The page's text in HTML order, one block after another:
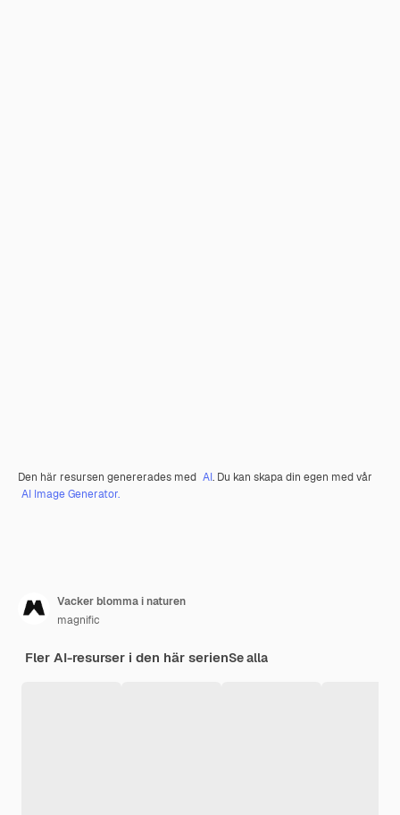
Den här resursen genererades med AI. Du kan skapa din egen med vår
AI Image Generator.
Vacker blomma i naturen
magnific
Fler AI-resurser i den här serienSe alla